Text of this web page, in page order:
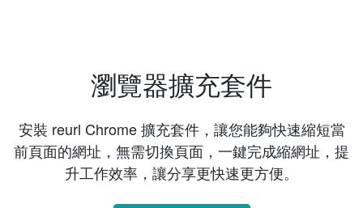
瀏覽器擴充套件
安裝 reurl Chrome 擴充套件，讓您能夠快速縮短當
前頁面的網址，無需切換頁面，一鍵完成縮網址，提
升工作效率，讓分享更快速更方便。